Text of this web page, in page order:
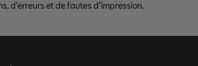
d’erreurs et de fautes d’impression.